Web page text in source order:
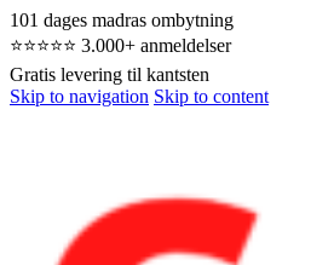
101 dages madras ombytning
⭐⭐⭐⭐⭐ 3.000+ anmeldelser
Gratis levering til kantsten
Skip to navigation Skip to content